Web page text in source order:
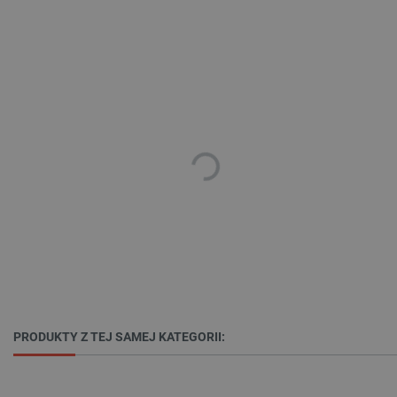
PRODUKTY Z TEJ SAMEJ KATEGORII: